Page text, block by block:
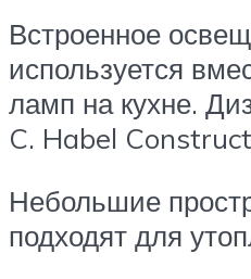
Встроенное
используется
ламп на кухне.
C. Habel
Небольшие
подходят для